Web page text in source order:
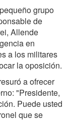
grupo
de
Allende
en
a los militares
la oposición.
a ofrecer
"Presidente,
Puede usted
que se